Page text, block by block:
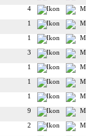
4
1
1
3
1
1
1
9
2